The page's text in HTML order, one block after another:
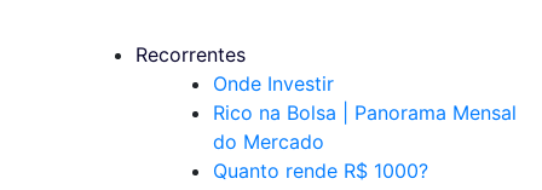
Recorrentes
Onde Investir
Rico na Bolsa | Panorama Mensal
do Mercado
Quanto rende R$ 1000?